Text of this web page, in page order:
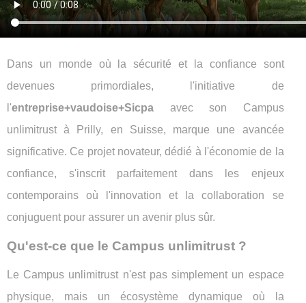
Dans un monde où la sécurité et la confiance sont
devenues primordiales, l'initiative de
l'entreprise+vaudoise+Sicpa avec son Campus
unlimitrust à Prilly, en Suisse, marque une avancée
significative. Ce projet novateur, dédié à l'économie de la
confiance, s'inscrit parfaitement dans les enjeux
contemporains où l'innovation et la collaboration se
conjuguent pour assurer un avenir plus sûr.
Qu'est-ce que le Campus unlimitrust ?
Le Campus unlimitrust n'est pas simplement un espace
physique, mais un écosystème dynamique où la